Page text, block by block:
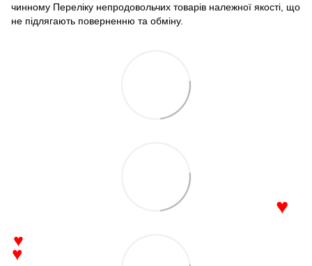
чинному Переліку непродовольчих товарів належної якості, що
не підлягають поверненню та обміну.
♥
♥